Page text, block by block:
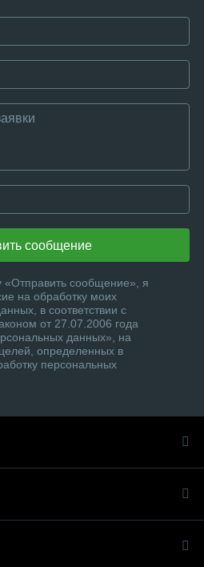
сообщение
«Отправить сообщение», я
на обработку моих
в соответствии с
от 27.07.2006 года
данных», на
определенных в
персональных